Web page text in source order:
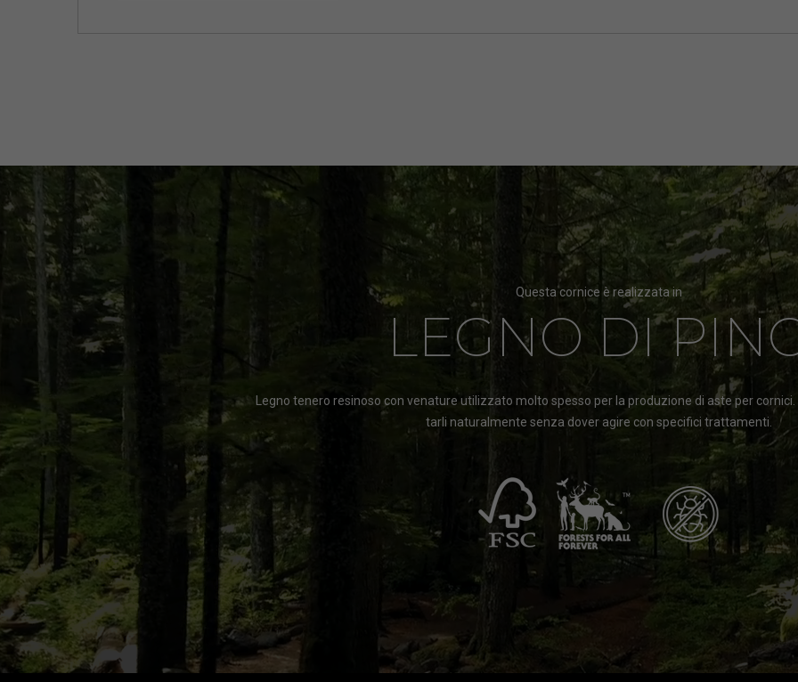
Questa cornice è realizzata in
LEGNO DI
Legno tenero resinoso con venature utilizzato molto spesso per la produzione di aste per
tarli naturalmente senza dover agire con specifici trattamenti.